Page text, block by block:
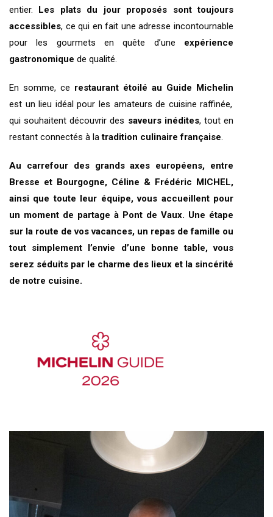
entier. Les plats du jour proposés sont toujours
accessibles, ce qui en fait une adresse incontournable
pour les gourmets en quête d’une expérience
gastronomique de qualité.
En somme, ce restaurant étoilé au Guide Michelin
est un lieu idéal pour les amateurs de cuisine raffinée,
qui souhaitent découvrir des saveurs inédites, tout en
restant connectés à latradition culinaire française.
Au carrefour des grands axes européens, entre
Bresse et Bourgogne, Céline & Frédéric MICHEL,
ainsi que toute leur équipe, vous accueillent pour
un moment de partage à Pont de Vaux. Une étape
sur la route de vos vacances, un repas de famille ou
tout simplement l’envie d’une bonne table, vous
serez séduits par le charme des lieux et la sincérité
de notre cuisine.